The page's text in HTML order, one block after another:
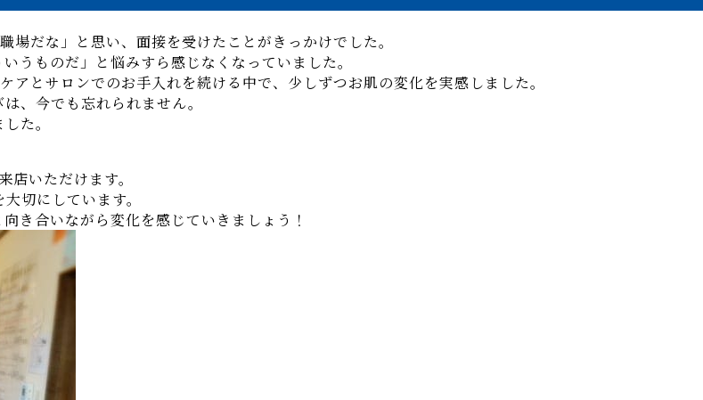
だな」と思い、面接を受けたことがきっかけでした。
うものだ」と悩みすら感じなくなっていました。
とサロンでのお手入れを続ける中で、少しずつお肌の変化を実感しました。
、今でも忘れられません。
た。
いただけます。
切にしています。
き合いながら変化を感じていきましょう！